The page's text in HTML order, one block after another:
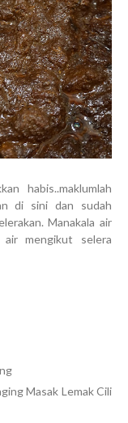
habis..maklumlah
di sini dan sudah
Manakala air
air mengikut selera
Masak Lemak Cili